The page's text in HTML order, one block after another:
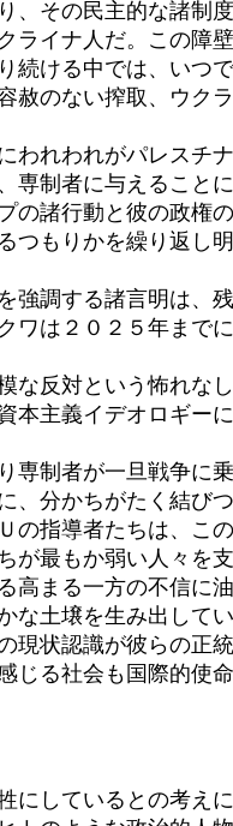
その民主的な諸制
イナ人だ。この障
ける中では、いつ
のない搾取、ウク
れわれがパレスチナ
制者に与えることに
諸行動と彼の政権
もりかを繰り返し
調する諸言明は、
ワは２０２５年まで
反対という怖れな
本主義イデオロギー
制者が一旦戦争に
分かちがたく結び
指導者たちは、こ
最もか弱い人々を
まる一方の不信に
土壌を生み出してい
状認識が彼らの正
る社会も国際的使
しているとの考え